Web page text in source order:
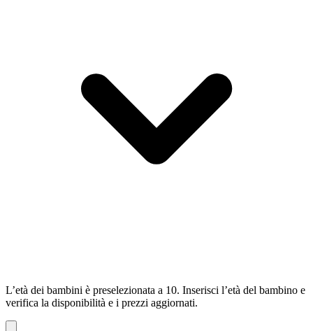
L’età dei bambini è preselezionata a 10. Inserisci l’età del bambino e
verifica la disponibilità e i prezzi aggiornati.